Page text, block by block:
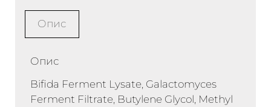
Опис
Опис
Bifida Ferment Lysate, Galactomyces
Ferment Filtrate, Butylene Glycol, Methyl